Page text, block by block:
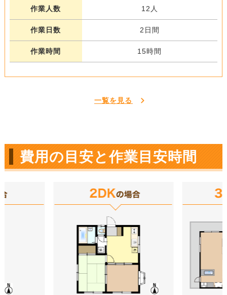
作業人数 12人
作業日数 2日間
作業時間 15時間
一覧を見る
費用の目安と作業目安時間